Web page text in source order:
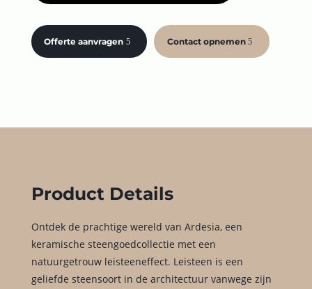
Offerte aanvragen Contact opnemen
Product Details
Ontdek de prachtige wereld van Ardesia, een
keramische steengoedcollectie met een
natuurgetrouw leisteeneffect. Leisteen is een
geliefde steensoort in de architectuur vanwege zijn